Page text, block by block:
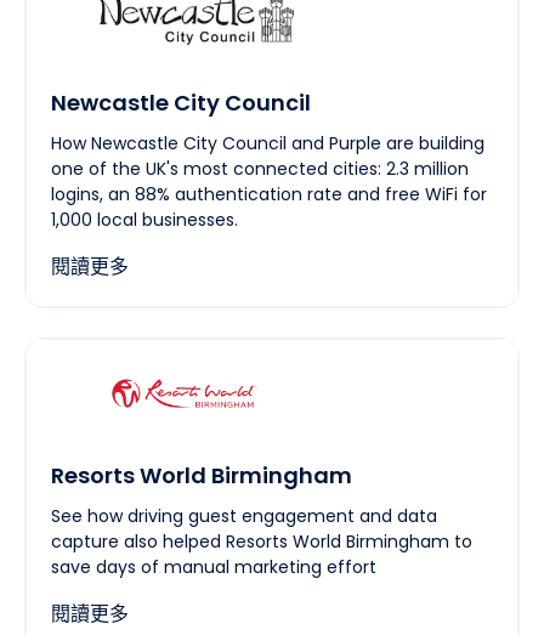
Newcastle City Council
How Newcastle City Council and Purple are building
one of the UK's most connected cities: 2.3 million
logins, an 88% authentication rate and free WiFi for
1,000 local businesses.
閱讀更多
Resorts World Birmingham
See how driving guest engagement and data
capture also helped Resorts World Birmingham to
save days of manual marketing effort
閱讀更多